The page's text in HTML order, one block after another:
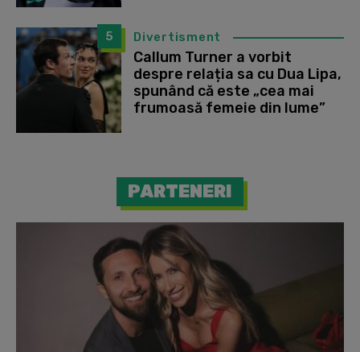
5 Divertisment
Callum Turner a vorbit
despre relația sa cu Dua Lipa,
spunând că este „cea mai
frumoasă femeie din lume”
PARTENERI